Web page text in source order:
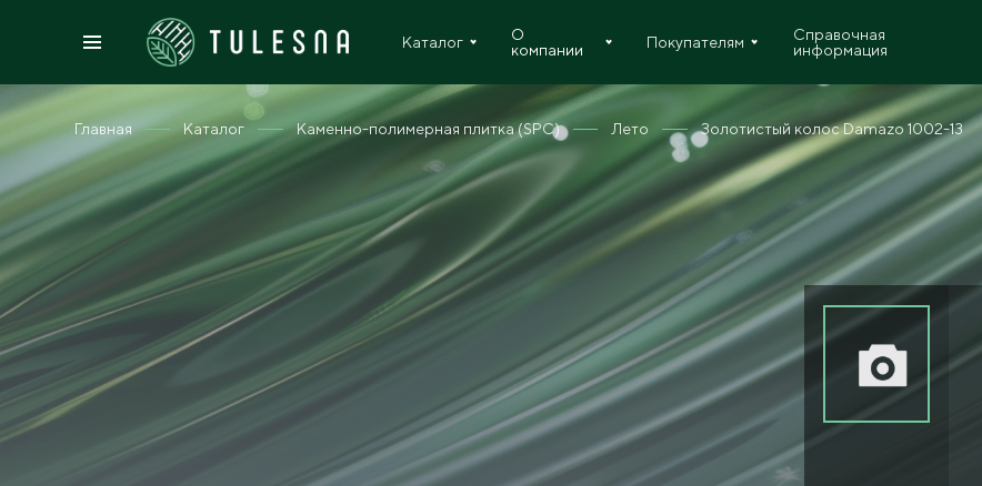
Каталог
О
компании
Покупателям
Справочная
информация
Главная Каталог Каменно-полимерная плитка (SPC) Лето Золотистый колос Damazo 1002-13